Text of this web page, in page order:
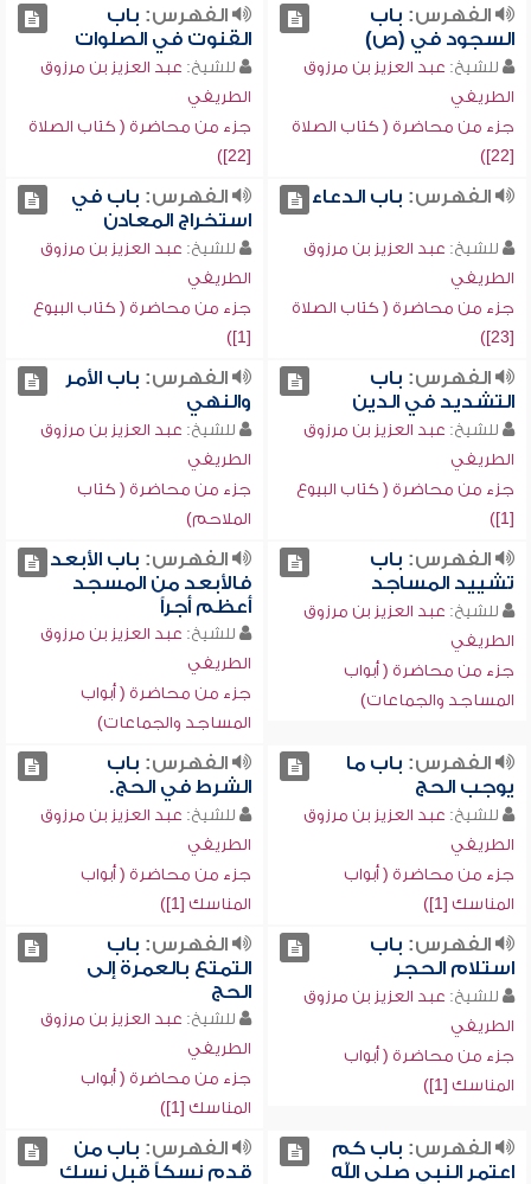
الفهرس: باب
السجود في (ص)
للشيخ: عبد العزيز بن مرزوق
الطريفي
جزء من محاضرة ( كتاب الصلاة
[22])
الفهرس: باب
القنوت في الصلوات
للشيخ: عبد العزيز بن مرزوق
الطريفي
جزء من محاضرة ( كتاب الصلاة
[22])
الفهرس: باب الدعاء
للشيخ: عبد العزيز بن مرزوق
الطريفي
جزء من محاضرة ( كتاب الصلاة
[23])
الفهرس: باب في
استخراج المعادن
للشيخ: عبد العزيز بن مرزوق
الطريفي
جزء من محاضرة ( كتاب البيوع
[1])
الفهرس: باب
التشديد في الدين
للشيخ: عبد العزيز بن مرزوق
الطريفي
جزء من محاضرة ( كتاب البيوع
[1])
الفهرس: باب الأمر
والنهي
للشيخ: عبد العزيز بن مرزوق
الطريفي
جزء من محاضرة ( كتاب
الملاحم)
الفهرس: باب
تشييد المساجد
للشيخ: عبد العزيز بن مرزوق
الطريفي
جزء من محاضرة ( أبواب
المساجد والجماعات)
الفهرس: باب الأبعد
فالأبعد من المسجد
أعظم أجراً
للشيخ: عبد العزيز بن مرزوق
الطريفي
جزء من محاضرة ( أبواب
المساجد والجماعات)
الفهرس: باب ما
يوجب الحج
للشيخ: عبد العزيز بن مرزوق
الطريفي
جزء من محاضرة ( أبواب
المناسك [1])
الفهرس: باب
الشرط في الحج.
للشيخ: عبد العزيز بن مرزوق
الطريفي
جزء من محاضرة ( أبواب
المناسك [1])
الفهرس: باب
استلام الحجر
للشيخ: عبد العزيز بن مرزوق
الطريفي
جزء من محاضرة ( أبواب
المناسك [1])
الفهرس: باب
التمتع بالعمرة إلى
الحج
للشيخ: عبد العزيز بن مرزوق
الطريفي
جزء من محاضرة ( أبواب
المناسك [1])
الفهرس: باب كم
اعتمر النبي صلى الله
الفهرس: باب من
قدم نسكاً قبل نسك